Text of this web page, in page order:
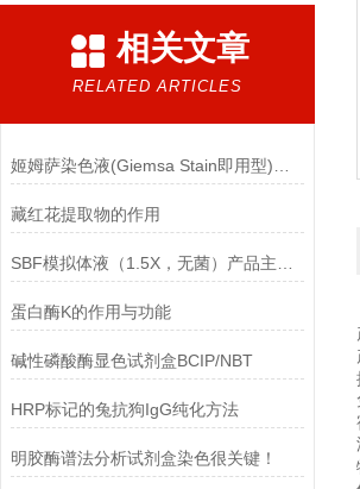
相关文章
RELATED ARTICLES
藏红花提取物的作用
蛋白酶K的作用与功能
碱性磷酸酶显色试剂盒BCIP/NBT
HRP标记的兔抗狗IgG纯化方法
明胶酶谱法分析试剂盒染色很关键！